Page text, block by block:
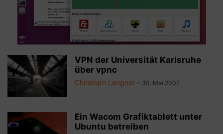
VPN der Universität Karlsruhe
über vpnc
Christoph Langner - 30. Mai 2007
Ein Wacom Grafiktablett unter
Ubuntu betreiben